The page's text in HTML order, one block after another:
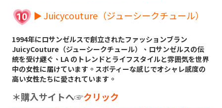
► Juicycouture（ジューシークチュール）
1994年にロサンゼルスで創立されたファッションブラン
JuicyCouture（ジューシークチュール）、ロサンゼルスの伝
統を受け継ぐ、LA のトレンドとライフスタイルと雰囲気を世界
中の女性に届けています。スボティーな感じでオシャレ感度の
高い女性たちに愛されています。
＊購入サイトへ☞クリック